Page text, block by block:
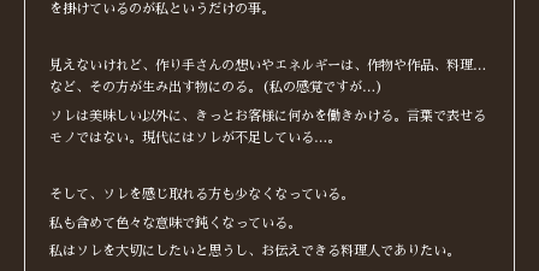
を掛けているのが私というだけの事。
見えないけれど、作り手さんの想いやエネルギーは、作物や作品、料理…
など、その方が生み出す物にのる。(私の感覚ですが…)
ソレは美味しい以外に、きっとお客様に何かを働きかける。言葉で表せる
モノではない。現代にはソレが不足している…。
そして、ソレを感じ取れる方も少なくなっている。
私も含めて色々な意味で鈍くなっている。
私はソレを大切にしたいと思うし、お伝えできる料理人でありたい。